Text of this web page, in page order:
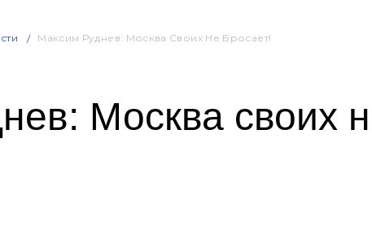
Максим Руднев: Москва Своих Не Бросает!
Москва своих